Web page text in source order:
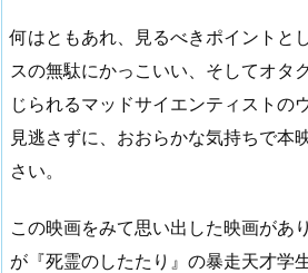
何はともあれ、見るべきポイントと
スの無駄にかっこいい、そしてオタ
じられるマッドサイエンティストの
見逃さずに、おおらかな気持ちで本
さい。
この映画をみて思い出した映画があ
が『死霊のしたたり』の暴走天才学